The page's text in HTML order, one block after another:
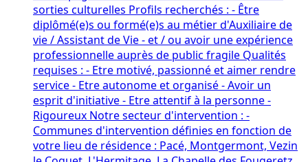
sorties culturelles Profils recherchés : - Être
diplômé(e)s ou formé(e)s au métier d'Auxiliaire de
vie / Assistant de Vie - et / ou avoir une expérience
professionnelle auprès de public fragile Qualités
requises : - Etre motivé, passionné et aimer rendre
service - Etre autonome et organisé - Avoir un
esprit d'initiative - Etre attentif à la personne -
Rigoureux Notre secteur d'intervention : -
Communes d'intervention définies en fonction de
votre lieu de résidence : Pacé, Montgermont, Vezin